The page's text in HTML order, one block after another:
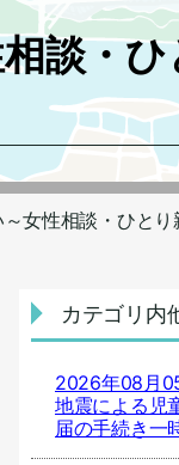
談・ひ
女性相談・ひと
カテゴリ内
2026年08月
地震による児
届の手続き一